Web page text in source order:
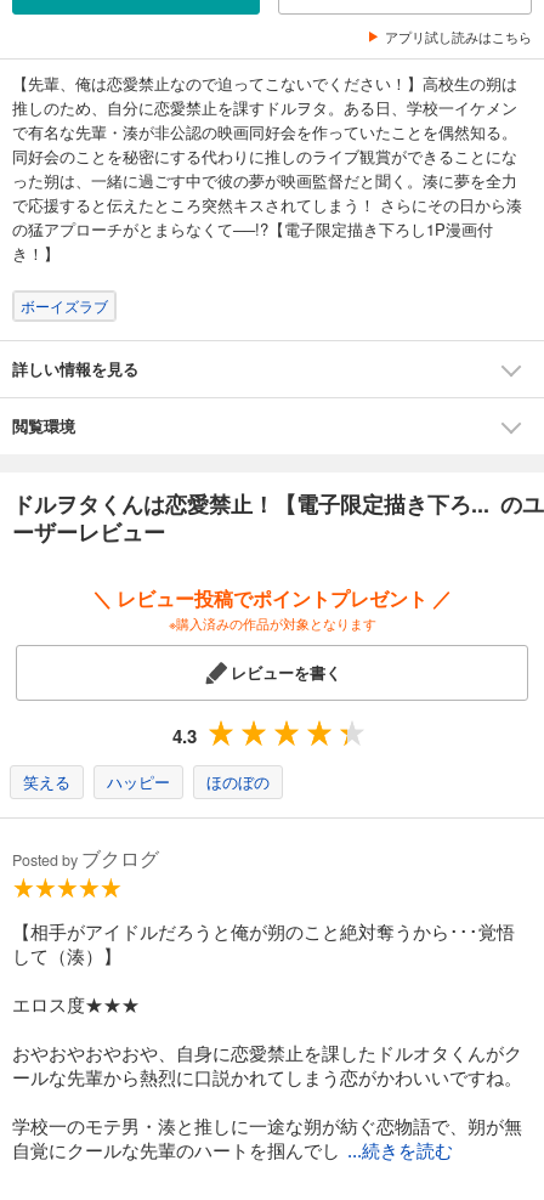
アプリ試し読みはこちら
【先輩、俺は恋愛禁止なので迫ってこないでください！】高校生の朔は
推しのため、自分に恋愛禁止を課すドルヲタ。ある日、学校一イケメン
で有名な先輩・湊が非公認の映画同好会を作っていたことを偶然知る。
同好会のことを秘密にする代わりに推しのライブ観賞ができることにな
った朔は、一緒に過ごす中で彼の夢が映画監督だと聞く。湊に夢を全力
で応援すると伝えたところ突然キスされてしまう！ さらにその日から湊
の猛アプローチがとまらなくて──!?【電子限定描き下ろし1P漫画付
き！】
ボーイズラブ
詳しい情報を見る
閲覧環境
ドルヲタくんは恋愛禁止！【電子限定描き下ろ... のユ
ーザーレビュー
＼ レビュー投稿でポイントプレゼント ／
※購入済みの作品が対象となります
レビューを書く
4.3
笑える ハッピー ほのぼの
Posted by ブクログ
【相手がアイドルだろうと俺が朔のこと絶対奪うから･･･覚悟
して（湊）】
エロス度★★★
おやおやおやおや、自身に恋愛禁止を課したドルオタくんがク
ールな先輩から熱烈に口説かれてしまう恋がかわいいですね。
学校一のモテ男・湊と推しに一途な朔が紡ぐ恋物語で、朔が無
自覚にクールな先輩のハートを掴んでし ...続きを読む